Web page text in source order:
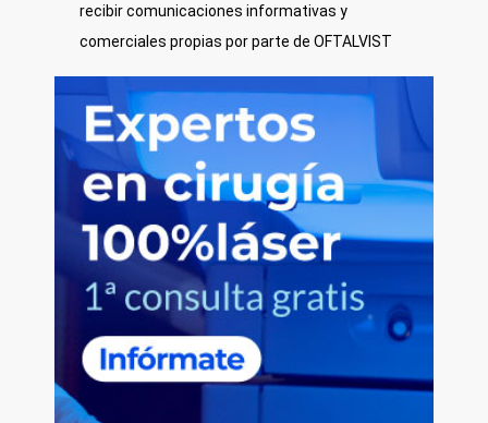
recibir comunicaciones informativas y
comerciales propias por parte de OFTALVIST